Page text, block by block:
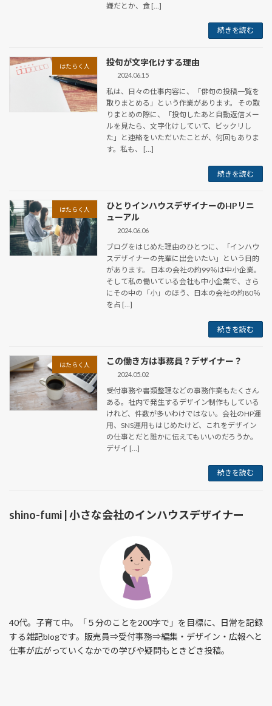
嫌だとか、食 […]
続きを読む
はたらく人 投句が文字化けする理由
2024.06.15
私は、日々の仕事内容に、「俳句の投稿一覧を
取りまとめる」という作業があります。 その取
りまとめの際に、「投句したあと自動返信メー
ルを見たら、文字化けしていて、ビックリし
た」と連絡をいただいたことが、何回もありま
す。私も、 […]
続きを読む
はたらく人
ひとりインハウスデザイナーのHPリニ
ューアル
2024.06.06
ブログをはじめた理由のひとつに、「インハウ
スデザイナーの先輩に出会いたい」という目的
があります。 日本の会社の約99％は中小企業。
そして私の働いている会社も中小企業で、さら
にその中の「小」のほう、日本の会社の約80％
を占 […]
続きを読む
はたらく人 この働き方は事務員？デザイナー？
2024.05.02
受付事務や書類整理などの事務作業もたくさん
ある。社内で発生するデザイン制作もしている
けれど、件数が多いわけではない。会社のHP運
用、SNS運用もはじめたけど、これをデザイン
の仕事とだと誰かに伝えてもいいのだろうか。
デザイ […]
続きを読む
shino-fumi | 小さな会社のインハウスデザイナー
40代。子育て中。「５分のことを200字で」を目標に、日常を記録
する雑記blogです。販売員⇒受付事務⇒編集・デザイン・広報へと
仕事が広がっていくなかでの学びや疑問もときどき投稿。